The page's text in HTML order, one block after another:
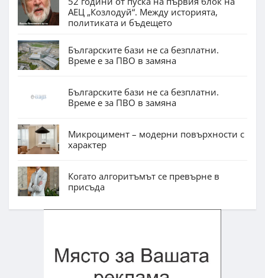
АЕЦ „Козлодуй“. Между историята,
политиката и бъдещето
Българските бази не са безплатни.
Време е за ПВО в замяна
Българските бази не са безплатни.
Време е за ПВО в замяна
Микроцимент – модерни повърхности с
характер
Когато алгоритъмът се превърне в
присъда